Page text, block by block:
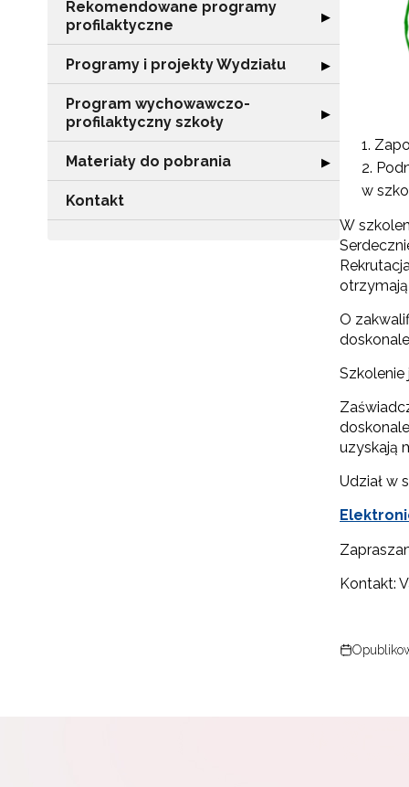
Rekomendowane programy
profilaktyczne
Rozwiń sekcję
▶
Programy i projekty Wydziału Rozwiń sekcję
▶
Program wychowawczo-
profilaktyczny szkoły
Rozwiń sekcję
▶
Materiały do pobrania Rozwiń sekcję
▶
Kontakt
w
W
O
uzyskają
Udział w
Kontakt:
o